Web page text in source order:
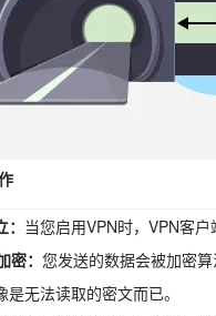
当您启用VPN时，VPN客
密： 您发送的数据会被加密
是无法读取的密文而已。